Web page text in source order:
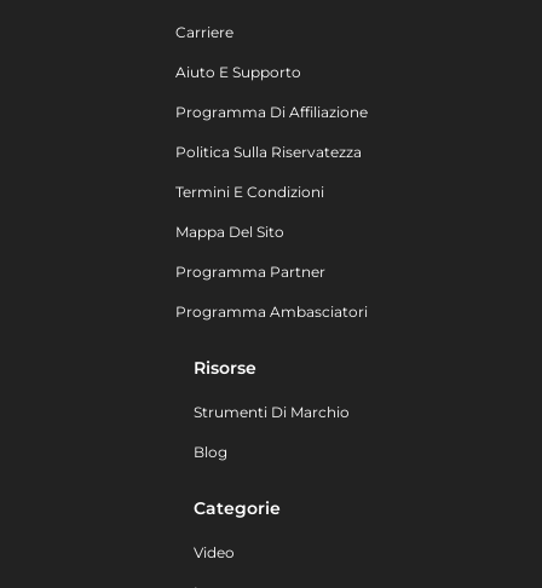
Carriere
Aiuto E Supporto
Programma Di Affiliazione
Politica Sulla Riservatezza
Termini E Condizioni
Mappa Del Sito
Programma Partner
Programma Ambasciatori
Risorse
Strumenti Di Marchio
Blog
Categorie
Video